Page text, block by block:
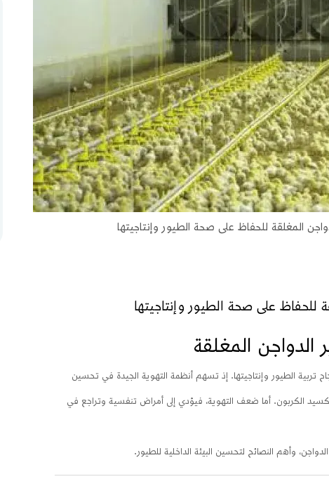
المغلقة للحفاظ على صحة الطيور وإنتاجيتها
للحفاظ على صحة الطيور وإنتاجيتها
المغلقة
تربية الطيور وإنتاجيتها. إذ تسهم أنظمة التهوية الجيدة في تحسين
أكسيد الكربون. أما ضعف التهوية، فيؤدي إلى أمراض تنفسية وتراجع في
وأهم النصائح لتحسين البيئة الداخلية للطيور.